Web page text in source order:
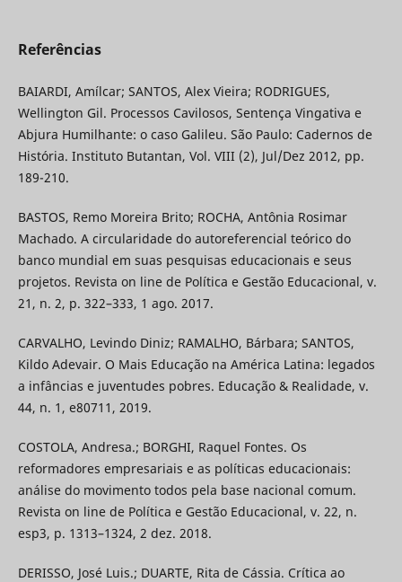
Referências
BAIARDI, Amílcar; SANTOS, Alex Vieira; RODRIGUES,
Wellington Gil. Processos Cavilosos, Sentença Vingativa e
Abjura Humilhante: o caso Galileu. São Paulo: Cadernos de
História. Instituto Butantan, Vol. VIII (2), Jul/Dez 2012, pp.
189-210.
BASTOS, Remo Moreira Brito; ROCHA, Antônia Rosimar
Machado. A circularidade do autoreferencial teórico do
banco mundial em suas pesquisas educacionais e seus
projetos. Revista on line de Política e Gestão Educacional, v.
21, n. 2, p. 322–333, 1 ago. 2017.
CARVALHO, Levindo Diniz; RAMALHO, Bárbara; SANTOS,
Kildo Adevair. O Mais Educação na América Latina: legados
a infâncias e juventudes pobres. Educação & Realidade, v.
44, n. 1, e80711, 2019.
COSTOLA, Andresa.; BORGHI, Raquel Fontes. Os
reformadores empresariais e as políticas educacionais:
análise do movimento todos pela base nacional comum.
Revista on line de Política e Gestão Educacional, v. 22, n.
esp3, p. 1313–1324, 2 dez. 2018.
DERISSO, José Luis.; DUARTE, Rita de Cássia. Crítica ao